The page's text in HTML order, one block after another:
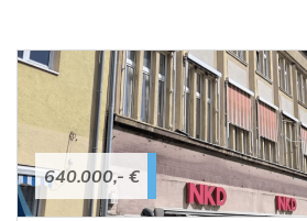
640.000,- €